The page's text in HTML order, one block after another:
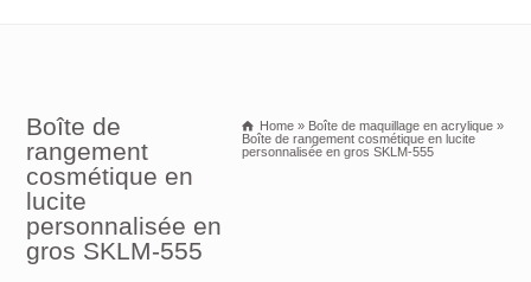
Boîte de
rangement
cosmétique en
lucite
personnalisée en
gros SKLM-555
Home » Boîte de maquillage en acrylique »
Boîte de rangement cosmétique en lucite
personnalisée en gros SKLM-555